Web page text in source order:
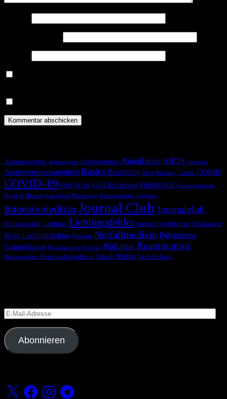
Akutmanagement Anaphylaxie Antikoagulation Anästhesie ARDS Atemnot
Atemwegsmanagement Basics Beatmung BGA Blutung Corona COVID
COVID-19 CRM DOAK EKG Ernährung Gerinnung Harnwegsinfekt
Heparin Hämodynamisches Monitoring Höhenmedizin Impfung
IntensivmedizinJournal Club Journalclub
Klimawandel Leitlinie Lieblingsfehler maligne Hyperthermie Medikament
Mein Lieblingsfehler Narkose Notfallmedizin Polytrauma
Prämedikation Psychiatrische Notfälle Pädiatrie Reanimation
Rechtsmedizin Regionalanästhesie Schock Sepsis Vermischtes
E-
Mail-
Adresse
Abonnieren
X FacebookInstagramTelegram